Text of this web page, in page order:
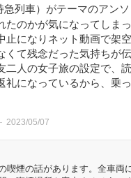
列車）がテーマのアン
たのかが気になってしま
になりネット動画で架
くて残念だった気持ちが
二人の女子旅の設定で、
礼になっているから、乗
2023/05/07
喫煙の話があります。全車両